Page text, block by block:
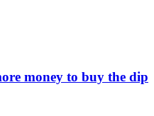
money to buy the dip